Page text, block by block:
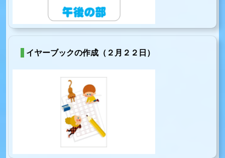
イヤーブックの作成（２月２２日）